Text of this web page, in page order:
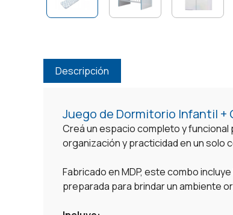
Descripción
Juego de Dormitorio Infantil +
Creá un espacio completo y
organización y practicidad en un solo
Fabricado en MDP, este combo
preparada para brindar un ambiente